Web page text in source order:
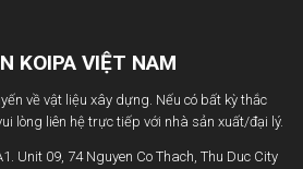
KOIPA VIỆT NAM
về vật liệu xây dựng. Nếu có bất kỳ thắc
lòng liên hệ trực tiếp với nhà sản xuất/đại lý.
Unit 09, 74 Nguyen Co Thach, Thu Duc City